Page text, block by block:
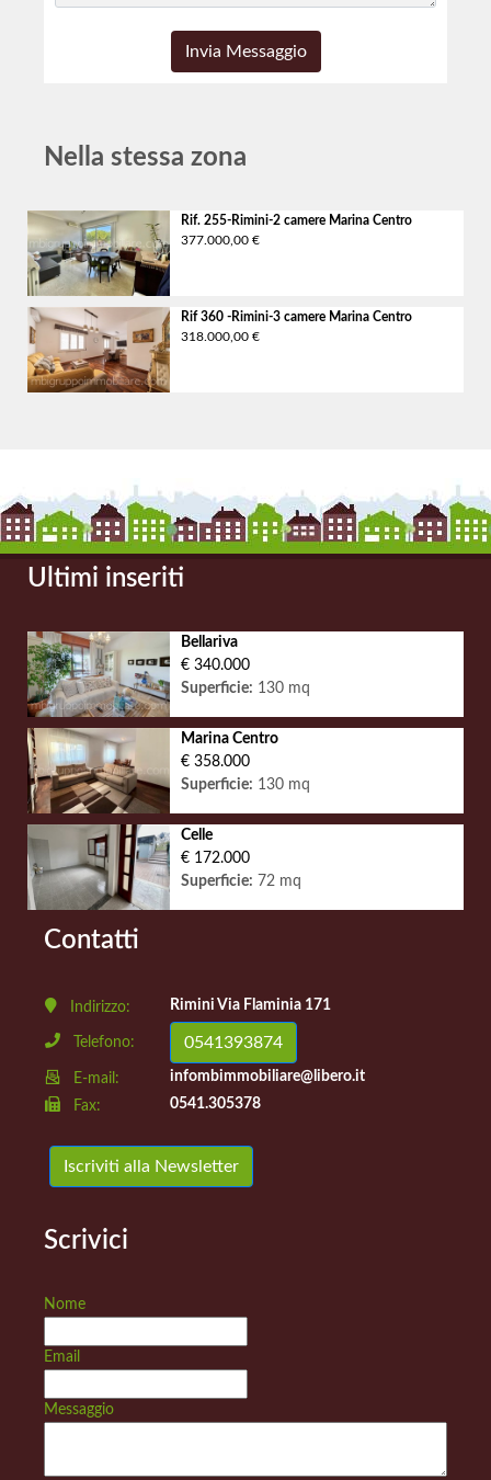
Nella stessa zona
Rif. 255-Rimini-2 camere Marina Centro
377.000,00 €
Rif 360 -Rimini-3 camere Marina Centro
318.000,00 €
Ultimi inseriti
Bellariva
€ 340.000
Superficie: 130 mq
Marina Centro
€ 358.000
Superficie: 130 mq
Celle
€ 172.000
Superficie: 72 mq
Contatti
Indirizzo: Rimini Via Flaminia 171
Telefono: 0541393874
E-mail:
infombimmobiliare@libero.it
Fax:
0541.305378
Iscriviti alla Newsletter
Scrivici
Nome
Email
Messaggio